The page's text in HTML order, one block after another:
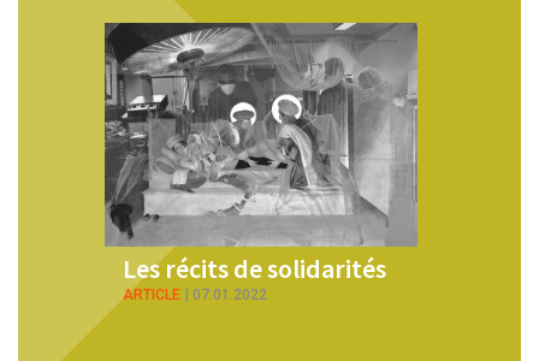
Demain la solidarité
ARTICLE 21.01.2022